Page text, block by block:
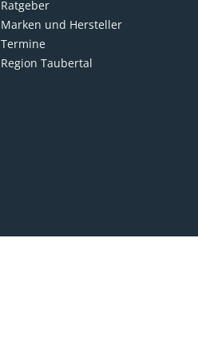
Ratgeber
Marken und Hersteller
Termine
Region Taubertal